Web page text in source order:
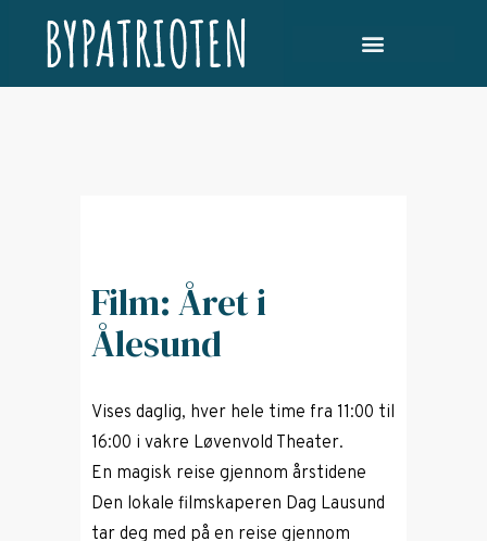
Film: Året i
Ålesund
Vises daglig, hver hele time fra 11:00 til
16:00 i vakre Løvenvold Theater.
En magisk reise gjennom årstidene
Den lokale filmskaperen Dag Lausund
tar deg med på en reise gjennom